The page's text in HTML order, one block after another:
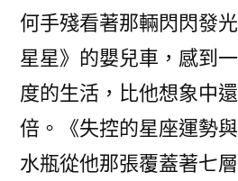
何手殘看著那輛閃閃發
星星》的嬰兒車，感到
度的生活，比他想象中
倍。《失控的星座運勢
水瓶從他那張覆蓋著七